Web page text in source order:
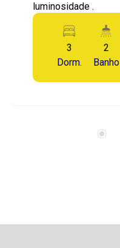
luminosidade .
3
Dorm.
2
Banho